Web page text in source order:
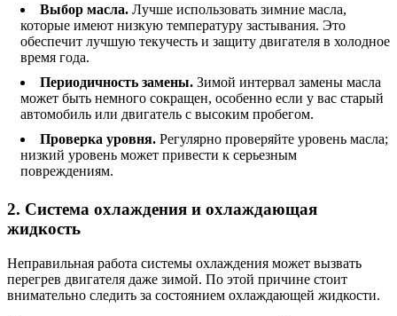
Выбор масла. Лучше использовать зимние масла,
которые имеют низкую температуру застывания. Это
обеспечит лучшую текучесть и защиту двигателя в холодное
время года.
Периодичность замены. Зимой интервал замены масла
может быть немного сокращен, особенно если у вас старый
автомобиль или двигатель с высоким пробегом.
Проверка уровня. Регулярно проверяйте уровень масла;
низкий уровень может привести к серьезным
повреждениям.
2. Система охлаждения и охлаждающая
жидкость
Неправильная работа системы охлаждения может вызвать
перегрев двигателя даже зимой. По этой причине стоит
внимательно следить за состоянием охлаждающей жидкости.